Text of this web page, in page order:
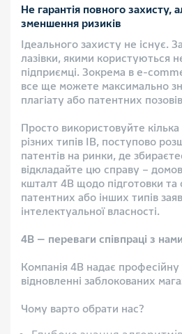
Не гарантія повного захисту,
зменшення ризиків
Ідеального захисту не існує.
лазівки, якими користуються
підприємці. Зокрема в e-
все ще можете максимально
плагіату або патентних
Просто використовуйте кілька
різних типів ІВ, поступово
патентів на ринки, де
відкладайте цю справу –
кшталт 4B щодо підготовки та
патентних або інших типів
інтелектуальної власності.
4B — переваги співпраці з нами
Компанія 4B надає
відновленні заблокованих
Чому варто обрати нас?